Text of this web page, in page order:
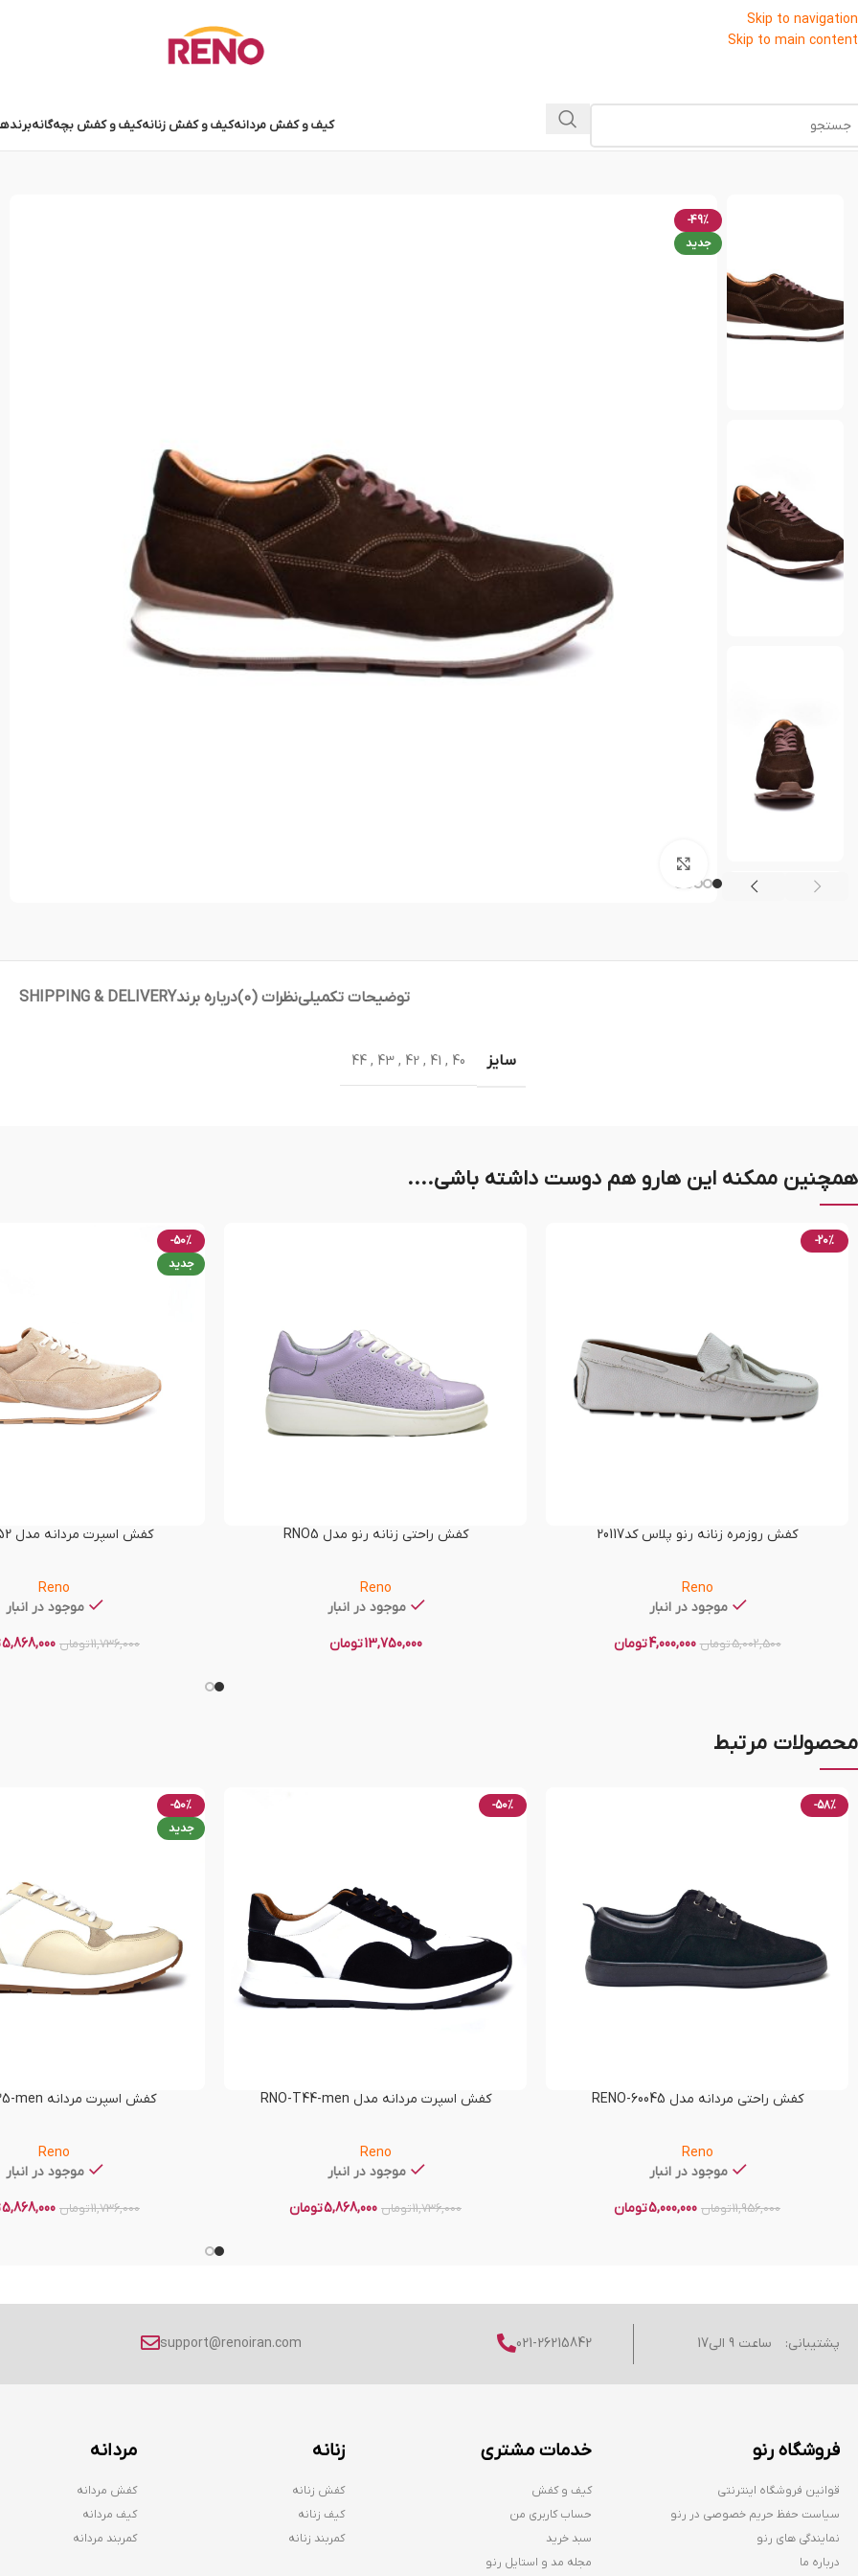
Skip to navigation
Skip to main content
کیف و کفش مردانهکیف و کفش زنانهکیف و کفش بچه‌گانه
-49%
جدید
توضیحات تکمیلینظرات (0) درباره برندSHIPPING & DELIVERY
سایز 40
,
41
,
42
,
43
,
44
همچنین ممکنه این هارو هم دوست داشته باشی....
-20%
کفش روزمره زنانه رنو پلاس کد20117
Reno
موجود در انبار
5,002,500تومان 4,000,000تومان
کفش راحتی زنانه رنو مدل RNO5
Reno
موجود در انبار
13,750,000تومان
-50%
جدید
کفش اسپرت مردانه مدل RNO-T52
Reno
موجود در انبار
11,736,000تومان 5,868,000
محصولات مرتبط
-58%
کفش راحتی مردانه مدل RENO-60045
Reno
موجود در انبار
11,956,000تومان 5,000,000تومان
-50%
کفش اسپرت مردانه مدل RNO-T44-men
Reno
موجود در انبار
11,736,000تومان 5,868,000تومان
-50%
جدید
کفش اسپرت مردانه RNO-T35-men
Reno
موجود در انبار
11,736,000تومان 5,868,000
پشتیبانی: ساعت 9 الی17 021-26215842
support@renoiran.com
فروشگاه رنو
قوانین فروشگاه اینترنتی
سیاست حفظ حریم خصوصی در رنو
نمایندگی های رنو
درباره ما
خدمات مشتری
کیف و کفش
حساب کاربری من
سبد خرید
مجله مد و استایل رنو
زنانه
کفش زنانه
کیف زنانه
کمربند زنانه
مردانه
کفش مردانه
کیف مردانه
کمربند مردانه